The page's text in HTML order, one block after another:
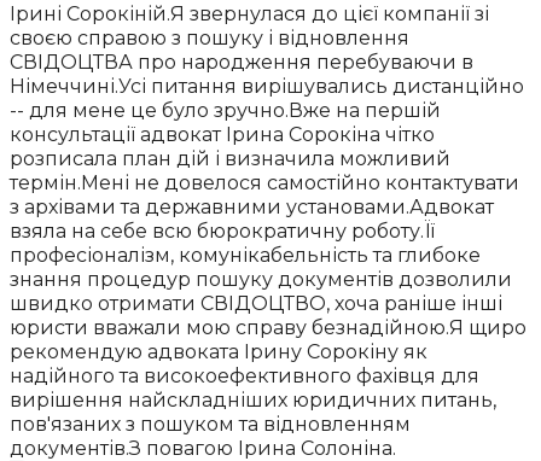
Ірині Сорокіній.Я звернулася до цієї компанії зі
своєю справою з пошуку і відновлення
СВІДОЦТВА про народження перебуваючи в
Німеччині.Усі питання вирішувались дистанційно
-- для мене це було зручно.Вже на першій
консультації адвокат Ірина Сорокіна чітко
розписала план дій і визначила можливий
термін.Мені не довелося самостійно контактувати
з архівами та державними установами.Адвокат
взяла на себе всю бюрократичну роботу.Її
професіоналізм, комунікабельність та глибоке
знання процедур пошуку документів дозволили
швидко отримати СВІДОЦТВО, хоча раніше інші
юристи вважали мою справу безнадійною.Я щиро
рекомендую адвоката Ірину Сорокіну як
надійного та високоефективного фахівця для
вирішення найскладніших юридичних питань,
пов'язаних з пошуком та відновленням
документів.З повагою Ірина Солоніна.